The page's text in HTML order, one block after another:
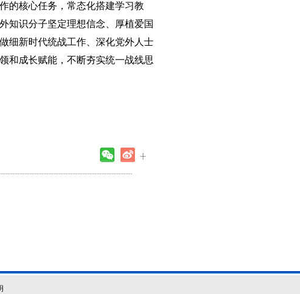
核心任务，常态化搭建学习教
知识分子坚定理想信念、厚植爱国
细新时代统战工作、深化党外人士
和成长赋能，不断夯实统一战线思